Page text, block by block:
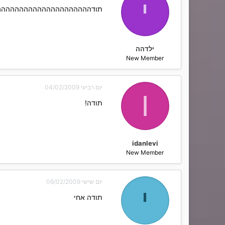
י
ילדהה
New Member
I
idanlevi
New Member
יום רביעי 04/02/2009
תודה!
י
יום שישי 06/02/2009
תודה אחי